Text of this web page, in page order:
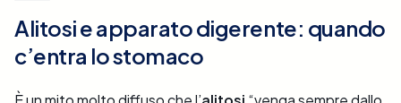
Alitosi e apparato digerente: quando
c’entra lo stomaco